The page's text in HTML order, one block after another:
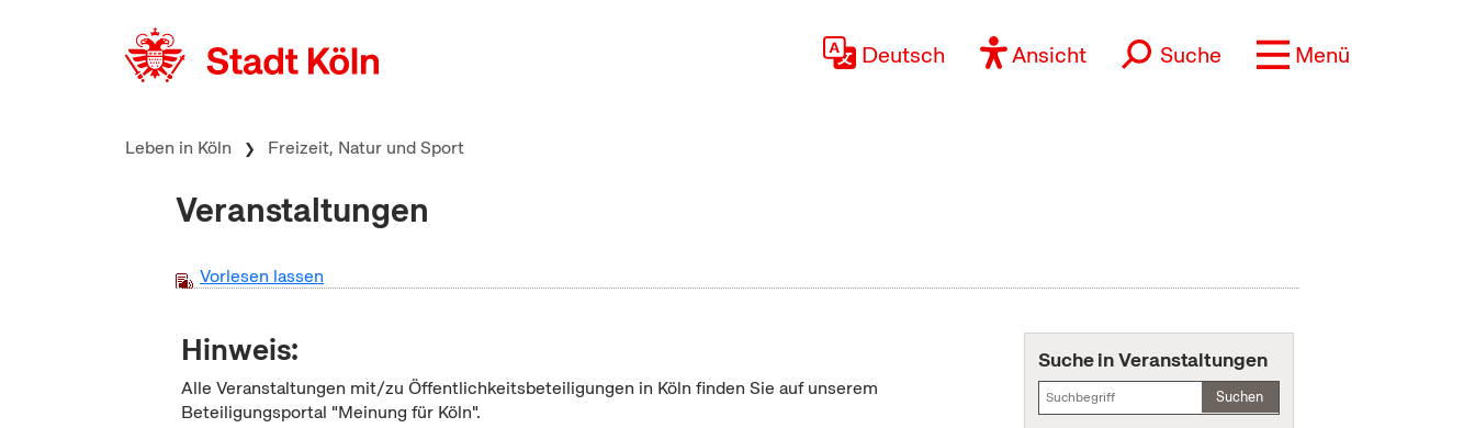
Deutsch Ansicht Suche Menü
Leben in Köln Freizeit, Natur und Sport
Veranstaltungen
Vorlesen lassen
Hinweis:
Alle Veranstaltungen mit/zu Öffentlichkeitsbeteiligungen in Köln finden Sie auf unserem
Beteiligungsportal "Meinung für Köln".
Suche in Veranstaltungen
Suchen